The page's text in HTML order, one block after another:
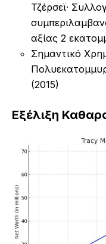
Τζέρσεϊ·
αξίας 2
Σημαντικό
(2015)
Εξέλιξη